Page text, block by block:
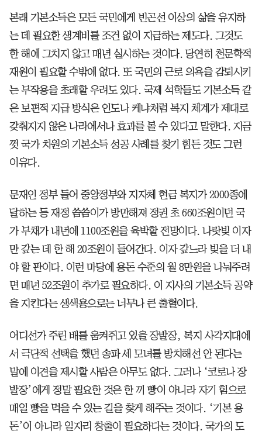
본래 기본소득은 모든 국민에게 빈곤선 이상의 삶을 유지하
는 데 필요한 생계비를 조건 없이 지급하는 제도다. 그것도
한 해에 그치지 않고 매년 실시하는 것이다. 당연히 천문학적
재원이 필요할 수밖에 없다. 또 국민의 근로 의욕을 감퇴시키
는 부작용을 초래할 우려도 있다. 국제 석학들도 기본소득 같
은 보편적 지급 방식은 인도나 케냐처럼 복지 체계가 제대로
갖춰지지 않은 나라에서나 효과를 볼 수 있다고 말한다. 지금
껏 국가 차원의 기본소득 성공 사례를 찾기 힘든 것도 그런
이유다.
문재인 정부 들어 중앙정부와 지자체 현금 복지가 2000종에
달하는 등 재정 씀씀이가 방만해져 정권 초 660조원이던 국
가 부채가 내년에 1100조원을 육박할 전망이다. 나랏빚 이자
만 갚는 데 한 해 20조원이 들어간다. 이자 갚느라 빚을 더 내
야 할 판이다. 이런 마당에 용돈 수준의 월 8만원을 나눠주려
면 매년 52조원이 추가로 필요하다. 이 지사의 기본소득 공약
을 지킨다는 생색용으로는 너무나 큰 출혈이다.
어디선가 주린 배를 움켜쥐고 있을 장발장, 복지 사각지대에
서 극단적 선택을 했던 송파 세 모녀를 방치해선 안 된다는
말에 이견을 제시할 사람은 아무도 없다. 그러나 ‘코로나 장
발장’에게 정말 필요한 것은 한 끼 빵이 아니라 자기 힘으로
매일 빵을 먹을 수 있는 길을 찾게 해주는 것이다. ‘기본 용
돈’이 아니라 일자리 창출이 필요하다는 것이다. 국가의 도